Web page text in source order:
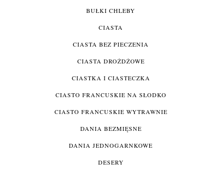
BUŁKI CHLEBY
CIASTA
CIASTA BEZ PIECZENIA
CIASTA DROŻDŻOWE
CIASTKA I CIASTECZKA
CIASTO FRANCUSKIE NA SŁODKO
CIASTO FRANCUSKIE WYTRAWNIE
DANIA BEZMIĘSNE
DANIA JEDNOGARNKOWE
DESERY